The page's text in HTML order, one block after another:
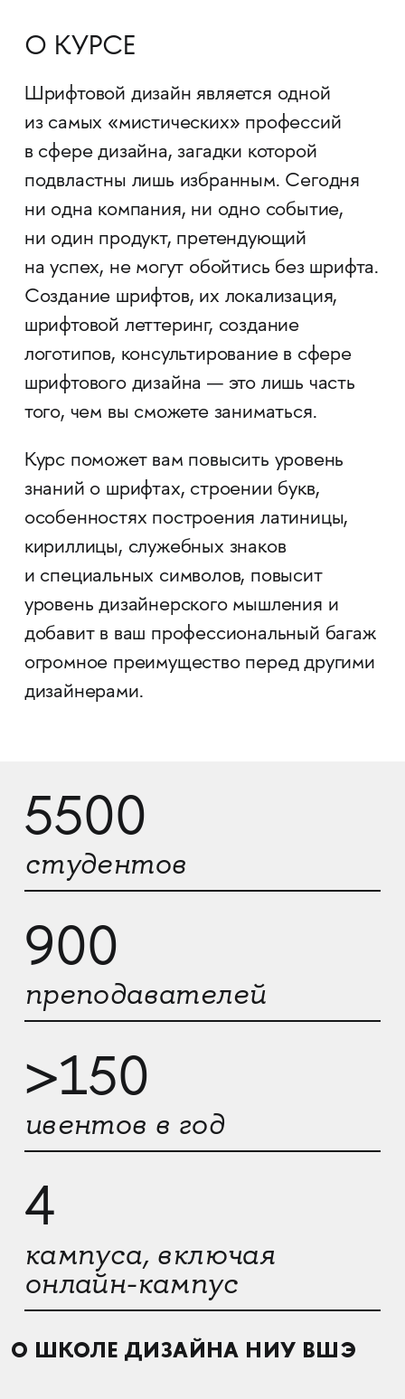
О КУРСЕ
Шрифтовой дизайн является одной
из самых «мистических» профессий
в сфере дизайна, загадки которой
подвластны лишь избранным. Сегодня
ни одна компания, ни одно событие,
ни один продукт, претендующий
на успех, не могут обойтись без шрифта.
Создание шрифтов, их локализация,
шрифтовой леттеринг, создание
логотипов, консультирование в сфере
шрифтового дизайна — это лишь часть
того, чем вы сможете заниматься.
Курс поможет вам повысить уровень
знаний о шрифтах, строении букв,
особенностях построения латиницы,
кириллицы, служебных знаков
и специальных символов, повысит
уровень дизайнерского мышления и
добавит в ваш профессиональный багаж
огромное преимущество перед другими
дизайнерами.
5500
студентов
900
преподавателей
>150
ивентов в год
4
кампуса, включая
онлайн-кампус
О ШКОЛЕ ДИЗАЙНА НИУ ВШЭ